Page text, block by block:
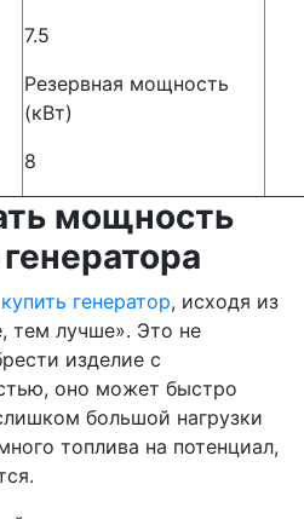
7.5
Резервная мощность
(кВт)
8
мощность
купить генератор, исходя из
тем лучше». Это не
изделие с
оно может быстро
большой нагрузки
топлива на потенциал,